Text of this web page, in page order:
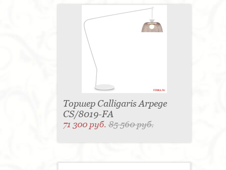
Торшер Calligaris Arpege
CS/8019-FA
71 300 руб.85 560 руб.